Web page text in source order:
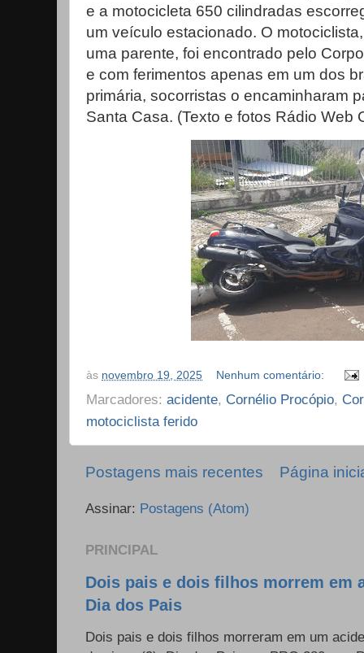
e a motocicleta 650 cilindradas
um veículo estacionado. O
uma parente, foi encontrado pelo
e com ferimentos apenas em um dos
primária, socorristas o encaminharam
Santa Casa. (Texto e fotos Rádio Web
às novembro 19, 2025 Nenhum comentário:
Marcadores: acidente, Cornélio Procópio,
motociclista ferido
Postagens mais recentes Página
Assinar: Postagens (Atom)
PRINCIPAL
Dois pais e dois filhos morrem em
Dia dos Pais
Dois pais e dois filhos morreram em um